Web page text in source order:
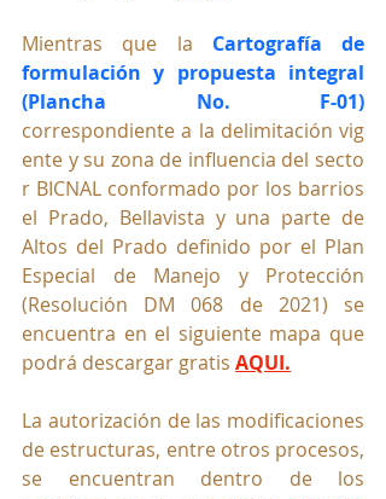
Mientras que la Cartografía de
formulación y propuesta integral
correspondiente a la delimitación vig
ente y su zona de influencia del secto
r BICNAL conformado por los barrios
el Prado, Bellavista y una parte de
Altos del Prado definido por el Plan
Especial de Manejo y Protección
(Resolución DM 068 de 2021) se
encuentra en el siguiente mapa que
podrá descargar gratis AQUI.
La autorización de las modificaciones
de estructuras, entre otros procesos,
se encuentran dentro de los